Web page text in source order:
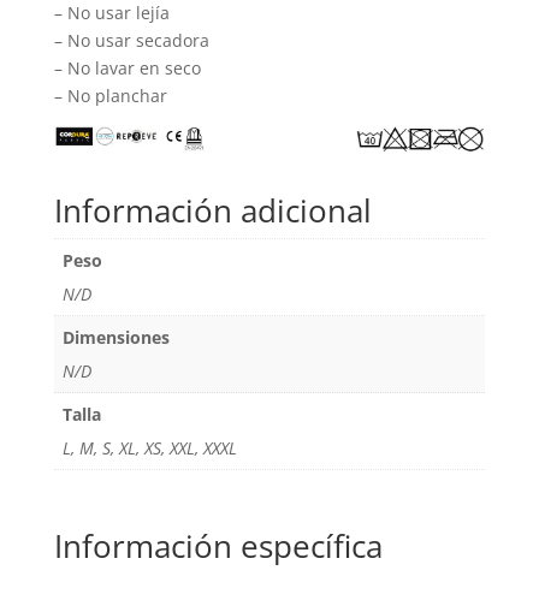
– No usar lejía
– No usar secadora
– No lavar en seco
– No planchar
Información adicional
Peso
N/D
Dimensiones
N/D
Talla
L, M, S, XL, XS, XXL, XXXL
Información específica